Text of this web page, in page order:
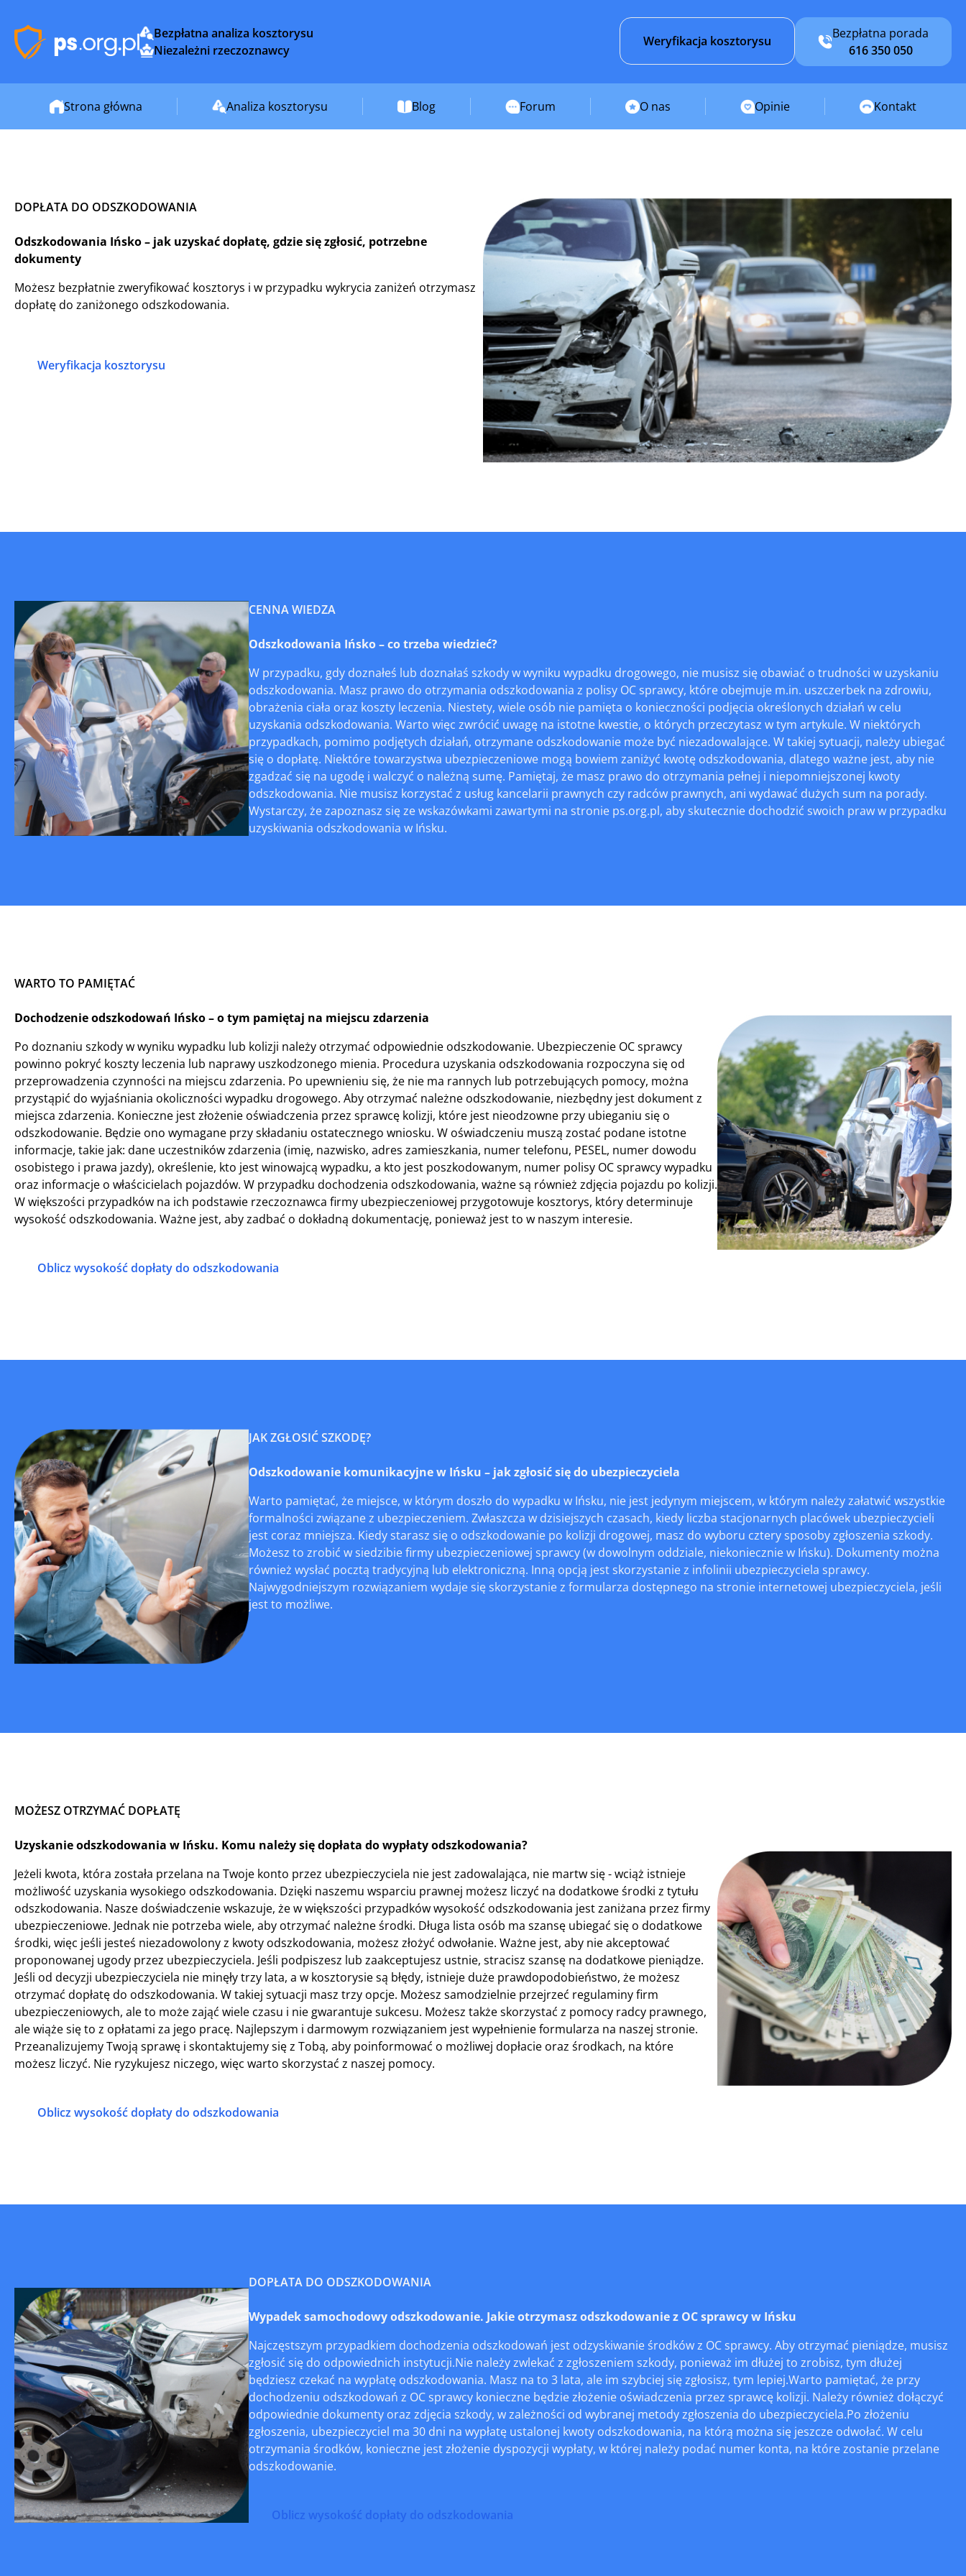
Bezpłatna analiza kosztorysu
Niezależni rzeczoznawcy
Weryfikacja kosztorysu
Bezpłatna porada
616 350 050
Strona główna Analiza kosztorysu Blog Forum O nas Opinie Kontakt
DOPŁATA DO ODSZKODOWANIA
Odszkodowania Ińsko – jak uzyskać dopłatę, gdzie się zgłosić, potrzebne
dokumenty
Możesz bezpłatnie zweryfikować kosztorys i w przypadku wykrycia zaniżeń otrzymasz
dopłatę do zaniżonego odszkodowania.
Weryfikacja kosztorysu
CENNA WIEDZA
Odszkodowania Ińsko – co trzeba wiedzieć?
W przypadku, gdy doznałeś lub doznałaś szkody w wyniku wypadku drogowego, nie musisz się obawiać o trudności w uzyskaniu
odszkodowania. Masz prawo do otrzymania odszkodowania z polisy OC sprawcy, które obejmuje m.in. uszczerbek na zdrowiu,
obrażenia ciała oraz koszty leczenia. Niestety, wiele osób nie pamięta o konieczności podjęcia określonych działań w celu
uzyskania odszkodowania. Warto więc zwrócić uwagę na istotne kwestie, o których przeczytasz w tym artykule. W niektórych
przypadkach, pomimo podjętych działań, otrzymane odszkodowanie może być niezadowalające. W takiej sytuacji, należy ubiegać
się o dopłatę. Niektóre towarzystwa ubezpieczeniowe mogą bowiem zaniżyć kwotę odszkodowania, dlatego ważne jest, aby nie
zgadzać się na ugodę i walczyć o należną sumę. Pamiętaj, że masz prawo do otrzymania pełnej i niepomniejszonej kwoty
odszkodowania. Nie musisz korzystać z usług kancelarii prawnych czy radców prawnych, ani wydawać dużych sum na porady.
Wystarczy, że zapoznasz się ze wskazówkami zawartymi na stronie ps.org.pl, aby skutecznie dochodzić swoich praw w przypadku
uzyskiwania odszkodowania w Ińsku.
WARTO TO PAMIĘTAĆ
Dochodzenie odszkodowań Ińsko – o tym pamiętaj na miejscu zdarzenia
Po doznaniu szkody w wyniku wypadku lub kolizji należy otrzymać odpowiednie odszkodowanie. Ubezpieczenie OC sprawcy
powinno pokryć koszty leczenia lub naprawy uszkodzonego mienia. Procedura uzyskania odszkodowania rozpoczyna się od
przeprowadzenia czynności na miejscu zdarzenia. Po upewnieniu się, że nie ma rannych lub potrzebujących pomocy, można
przystąpić do wyjaśniania okoliczności wypadku drogowego. Aby otrzymać należne odszkodowanie, niezbędny jest dokument z
miejsca zdarzenia. Konieczne jest złożenie oświadczenia przez sprawcę kolizji, które jest nieodzowne przy ubieganiu się o
odszkodowanie. Będzie ono wymagane przy składaniu ostatecznego wniosku. W oświadczeniu muszą zostać podane istotne
informacje, takie jak: dane uczestników zdarzenia (imię, nazwisko, adres zamieszkania, numer telefonu, PESEL, numer dowodu
osobistego i prawa jazdy), określenie, kto jest winowajcą wypadku, a kto jest poszkodowanym, numer polisy OC sprawcy wypadku
oraz informacje o właścicielach pojazdów. W przypadku dochodzenia odszkodowania, ważne są również zdjęcia pojazdu po kolizji.
W większości przypadków na ich podstawie rzeczoznawca firmy ubezpieczeniowej przygotowuje kosztorys, który determinuje
wysokość odszkodowania. Ważne jest, aby zadbać o dokładną dokumentację, ponieważ jest to w naszym interesie.
Oblicz wysokość dopłaty do odszkodowania
JAK ZGŁOSIĆ SZKODĘ?
Odszkodowanie komunikacyjne w Ińsku – jak zgłosić się do ubezpieczyciela
Warto pamiętać, że miejsce, w którym doszło do wypadku w Ińsku, nie jest jedynym miejscem, w którym należy załatwić wszystkie
formalności związane z ubezpieczeniem. Zwłaszcza w dzisiejszych czasach, kiedy liczba stacjonarnych placówek ubezpieczycieli
jest coraz mniejsza. Kiedy starasz się o odszkodowanie po kolizji drogowej, masz do wyboru cztery sposoby zgłoszenia szkody.
Możesz to zrobić w siedzibie firmy ubezpieczeniowej sprawcy (w dowolnym oddziale, niekoniecznie w Ińsku). Dokumenty można
również wysłać pocztą tradycyjną lub elektroniczną. Inną opcją jest skorzystanie z infolinii ubezpieczyciela sprawcy.
Najwygodniejszym rozwiązaniem wydaje się skorzystanie z formularza dostępnego na stronie internetowej ubezpieczyciela, jeśli
jest to możliwe.
MOŻESZ OTRZYMAĆ DOPŁATĘ
Uzyskanie odszkodowania w Ińsku. Komu należy się dopłata do wypłaty odszkodowania?
Jeżeli kwota, która została przelana na Twoje konto przez ubezpieczyciela nie jest zadowalająca, nie martw się - wciąż istnieje
możliwość uzyskania wysokiego odszkodowania. Dzięki naszemu wsparciu prawnej możesz liczyć na dodatkowe środki z tytułu
odszkodowania. Nasze doświadczenie wskazuje, że w większości przypadków wysokość odszkodowania jest zaniżana przez firmy
ubezpieczeniowe. Jednak nie potrzeba wiele, aby otrzymać należne środki. Długa lista osób ma szansę ubiegać się o dodatkowe
środki, więc jeśli jesteś niezadowolony z kwoty odszkodowania, możesz złożyć odwołanie. Ważne jest, aby nie akceptować
proponowanej ugody przez ubezpieczyciela. Jeśli podpiszesz lub zaakceptujesz ustnie, stracisz szansę na dodatkowe pieniądze.
Jeśli od decyzji ubezpieczyciela nie minęły trzy lata, a w kosztorysie są błędy, istnieje duże prawdopodobieństwo, że możesz
otrzymać dopłatę do odszkodowania. W takiej sytuacji masz trzy opcje. Możesz samodzielnie przejrzeć regulaminy firm
ubezpieczeniowych, ale to może zająć wiele czasu i nie gwarantuje sukcesu. Możesz także skorzystać z pomocy radcy prawnego,
ale wiąże się to z opłatami za jego pracę. Najlepszym i darmowym rozwiązaniem jest wypełnienie formularza na naszej stronie.
Przeanalizujemy Twoją sprawę i skontaktujemy się z Tobą, aby poinformować o możliwej dopłacie oraz środkach, na które
możesz liczyć. Nie ryzykujesz niczego, więc warto skorzystać z naszej pomocy.
Oblicz wysokość dopłaty do odszkodowania
DOPŁATA DO ODSZKODOWANIA
Wypadek samochodowy odszkodowanie. Jakie otrzymasz odszkodowanie z OC sprawcy w Ińsku
Najczęstszym przypadkiem dochodzenia odszkodowań jest odzyskiwanie środków z OC sprawcy. Aby otrzymać pieniądze, musisz
zgłosić się do odpowiednich instytucji.Nie należy zwlekać z zgłoszeniem szkody, ponieważ im dłużej to zrobisz, tym dłużej
będziesz czekać na wypłatę odszkodowania. Masz na to 3 lata, ale im szybciej się zgłosisz, tym lepiej.Warto pamiętać, że przy
dochodzeniu odszkodowań z OC sprawcy konieczne będzie złożenie oświadczenia przez sprawcę kolizji. Należy również dołączyć
odpowiednie dokumenty oraz zdjęcia szkody, w zależności od wybranej metody zgłoszenia do ubezpieczyciela.Po złożeniu
zgłoszenia, ubezpieczyciel ma 30 dni na wypłatę ustalonej kwoty odszkodowania, na którą można się jeszcze odwołać. W celu
otrzymania środków, konieczne jest złożenie dyspozycji wypłaty, w której należy podać numer konta, na które zostanie przelane
odszkodowanie.
Oblicz wysokość dopłaty do odszkodowania